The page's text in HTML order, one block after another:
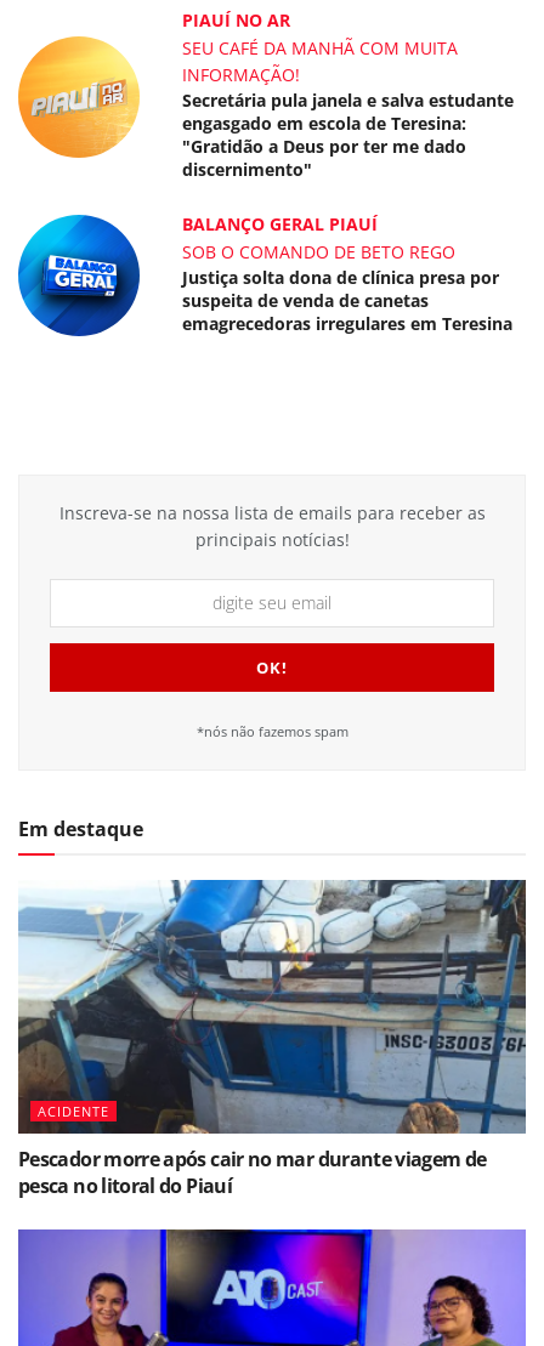
PIAUÍ NO AR
SEU CAFÉ DA MANHÃ COM MUITA
INFORMAÇÃO!
Secretária pula janela e salva estudante
engasgado em escola de Teresina:
"Gratidão a Deus por ter me dado
discernimento"
BALANÇO GERAL PIAUÍ
SOB O COMANDO DE BETO REGO
Justiça solta dona de clínica presa por
suspeita de venda de canetas
emagrecedoras irregulares em Teresina
Inscreva-se na nossa lista de emails para receber as
principais notícias!
*nós não fazemos spam
Em destaque
ACIDENTE
Pescador morre após cair no mar durante viagem de
pesca no litoral do Piauí